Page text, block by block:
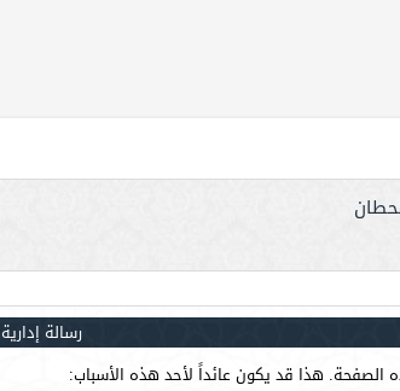
رسالة إدارية
الصفحة. هذا قد يكون عائداً لأحد هذه الأسباب: